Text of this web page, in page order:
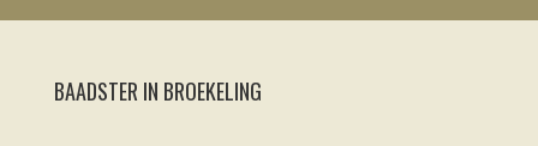
BAADSTER IN BROEKELING